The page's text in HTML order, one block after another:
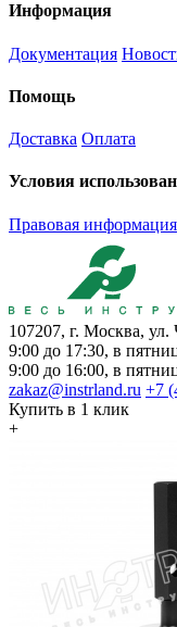
Информация
Документация
Помощь
Доставка Оплата
Условия
Правовая информация
107207, г. Москва, ул.
9:00 до 17:30, в
9:00 до 16:00, в
zakaz@instrland.ru +7
Купить в 1 клик
+